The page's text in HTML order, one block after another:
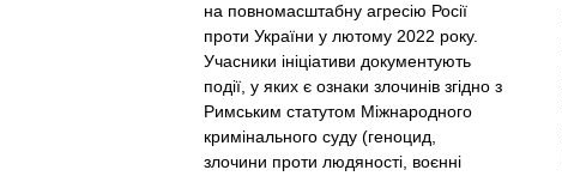
на повномасштабну агресію Росії
проти України у лютому 2022 року.
Учасники ініціативи документують
події, у яких є ознаки злочинів згідно з
Римським статутом Міжнародного
кримінального суду (геноцид,
злочини проти людяності, воєнні